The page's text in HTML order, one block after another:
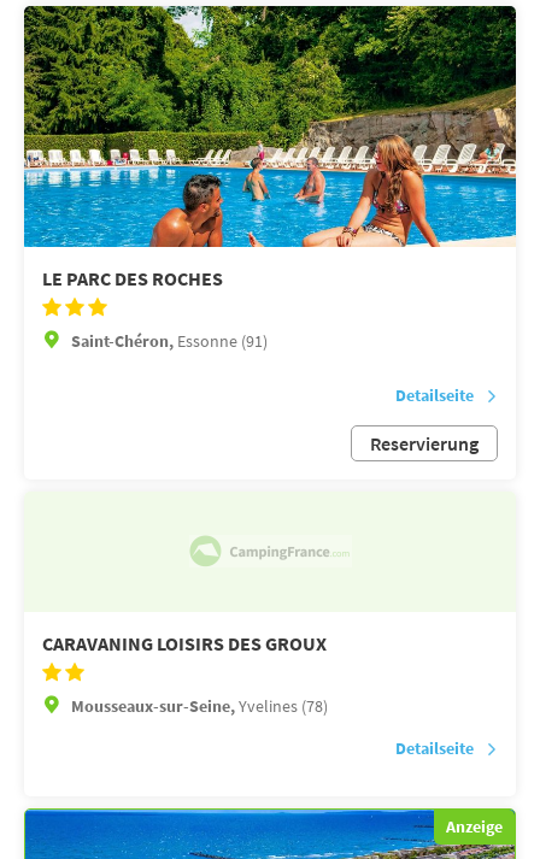
LE PARC DES ROCHES
Saint-Chéron, Essonne (91)
Detailseite
Reservierung
CARAVANING LOISIRS DES GROUX
Mousseaux-sur-Seine,Yvelines (78)
Detailseite
Anzeige